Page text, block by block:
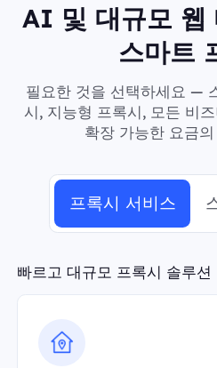
AI 및 대규모 웹
스마트
필요한 것을 선택하세요 —
시, 지능형 프록시, 모든 비
확장 가능한 요금
프록시 서비스
빠르고 대규모 프록시 솔루션